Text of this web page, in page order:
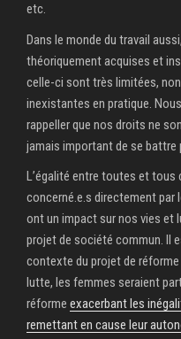
etc.
Dans le monde du travail
théoriquement acquises et
celle-ci sont très limitées,
inexistantes en pratique.
rappeller que nos droits ne
jamais important de se battre
L’égalité entre toutes et tous
concerné.e.s directement
ont un impact sur nos vies et
projet de société commun. Il
contexte du projet de
lutte, les femmes seraient
réforme exacerbant les
remettant en cause leur